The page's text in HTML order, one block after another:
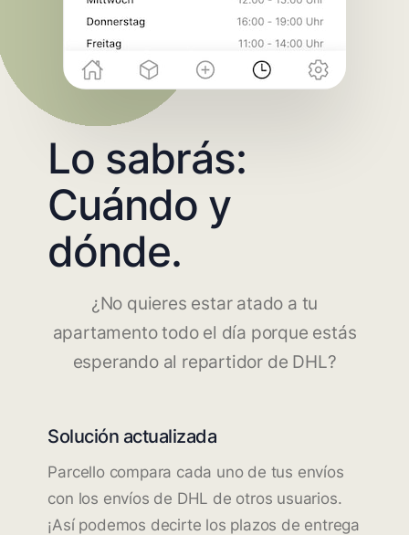
Lo sabrás:
Cuándo y
dónde.
¿No quieres estar atado a tu
apartamento todo el día porque estás
esperando al repartidor de DHL?
Solución actualizada
Parcello compara cada uno de tus envíos
con los envíos de DHL de otros usuarios.
¡Así podemos decirte los plazos de entrega